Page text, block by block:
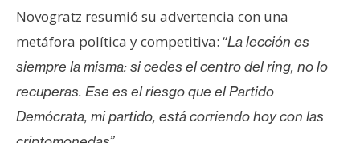
Novogratz resumió su advertencia con una
metáfora política y competitiva: “La lección es
siempre la misma: si cedes el centro del ring, no lo
recuperas. Ese es el riesgo que el Partido
Demócrata, mi partido, está corriendo hoy con las